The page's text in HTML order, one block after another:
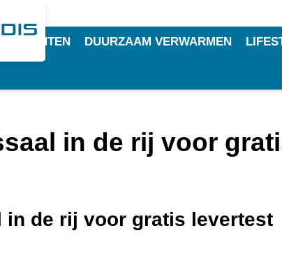
DUURZAAM VERWARMEN
in de rij voor
in de rij voor gratis levertest